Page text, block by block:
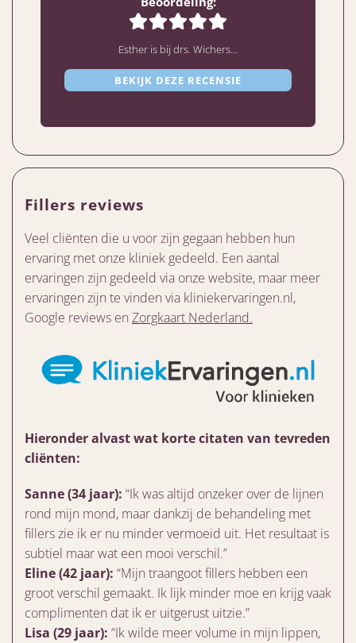
Esther is bij drs. Wichers...
BEKIJK DEZE RECENSIE
Fillers reviews
Veel cliënten die u voor zijn gegaan hebben hun
ervaring met onze kliniek gedeeld. Een aantal
ervaringen zijn gedeeld via onze website, maar meer
ervaringen zijn te vinden via kliniekervaringen.nl,
Google reviews en Zorgkaart Nederland.
Hieronder alvast wat korte citaten van tevreden
cliënten:
Sanne (34 jaar): “Ik was altijd onzeker over de lijnen
rond mijn mond, maar dankzij de behandeling met
fillers zie ik er nu minder vermoeid uit. Het resultaat is
subtiel maar wat een mooi verschil.”
Eline (42 jaar): “Mijn traangoot fillers hebben een
groot verschil gemaakt. Ik lijk minder moe en krijg vaak
complimenten dat ik er uitgerust uitzie.”
Lisa (29 jaar): “Ik wilde meer volume in mijn lippen,